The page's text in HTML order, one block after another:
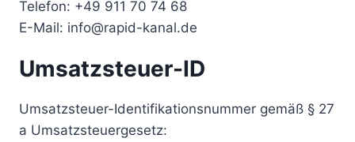
Telefon: +49 911 70 74 68
E-Mail: info@rapid-kanal.de
Umsatzsteuer-ID
Umsatzsteuer-Identifikationsnummer gemäß § 27
a Umsatzsteuergesetz: